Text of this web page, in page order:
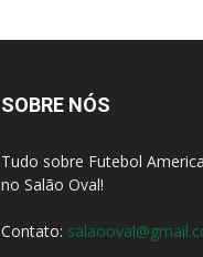
SOBRE NÓS
Tudo sobre Futebol
no Salão Oval!
Contato: